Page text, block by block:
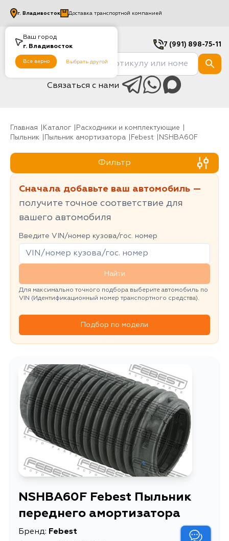
Ваш город
г. Владивосток
Все верно Выбрать другой
г. Владивосток Доставка транспортной компанией
7 (991) 898-75-11
Связаться с нами
Главная Каталог
Расходники и комплектующие
Пыльник
Пыльник амортизатора Febest NSHBA60F
Фильтр
Сначала добавьте ваш автомобиль —
получите точное соответствие для
вашего автомобиля
Введите VIN/номер кузова/гос. номер
Найти
Для максимально точного подбора выберите автомобиль по
VIN (Идентификационный номер транспортного средства).
Подбор по модели
NSHBA60F Febest Пыльник
переднего амортизатора
Бренд: Febest